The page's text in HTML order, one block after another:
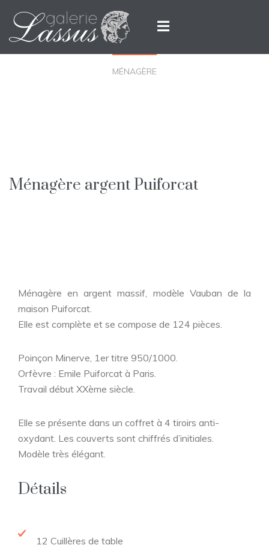
MÉNAGÈRE
Ménagère argent Puiforcat
Ménagère en argent massif, modèle Vauban de la
maison Puiforcat.
Elle est complète et se compose de 124 pièces.
Poinçon Minerve, 1er titre 950/1000.
Orfèvre : Emile Puiforcat à Paris.
Travail début XXème siècle.
Elle se présente dans un coffret à 4 tiroirs anti-
oxydant. Les couverts sont chiffrés d’initiales.
Modèle très élégant.
Détails
12 Cuillères de table